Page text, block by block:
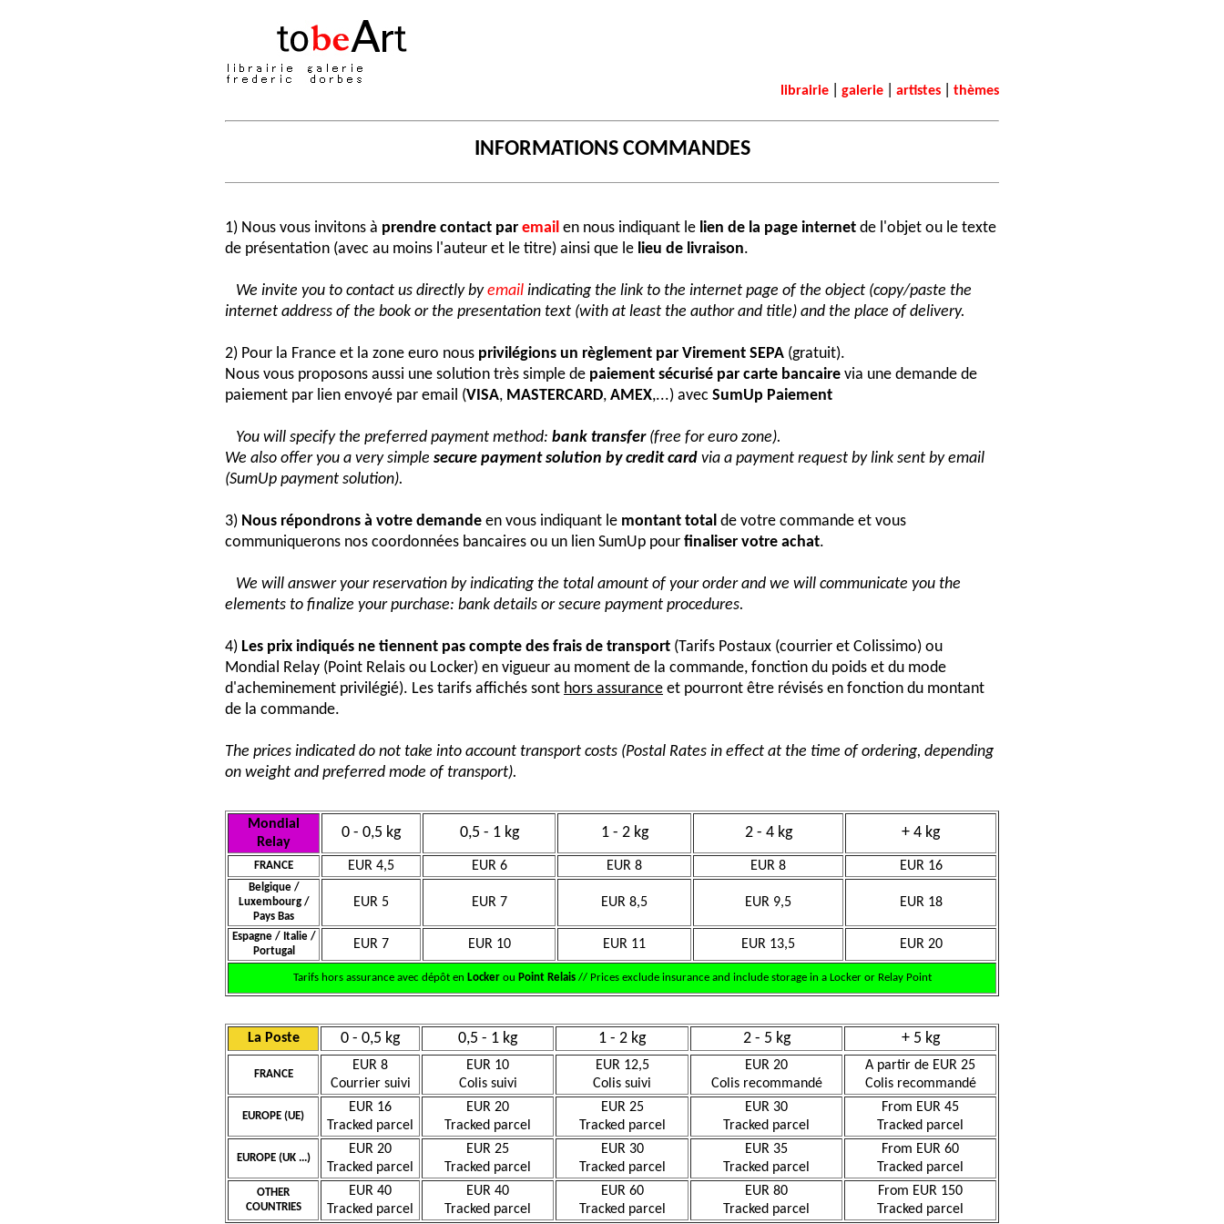
librairie galerie artistes thèmes
INFORMATIONS COMMANDES
1) Nous vous invitons à prendre contact par email en nous indiquant le lien de la page internet de l'objet ou le texte
de présentation (avec au moins l'auteur et le titre) ainsi que le lieu de livraison.
We invite you to contact us directly byemail indicating the link to the internet page of the object (copy/paste the
internet address of the book or the presentation text (with at least the author and title) and the place of delivery.
2) Pour la France et la zone euro nous privilégions un règlement par Virement SEPA (gratuit).
Nous vous proposons aussi une solution très simple de paiement sécurisé par carte bancaire via une demande de
paiement par lien envoyé par email (VISA, MASTERCARD, AMEX,...) avec SumUp Paiement
You will specify the preferred payment method: bank transfer(free for euro zone).
We also offer you a very simple secure payment solution by credit card via a payment request by link sent by email
(SumUp payment solution).
3) Nous répondrons à votre demande en vous indiquant le montant total de votre commande et vous
communiquerons nos coordonnées bancaires ou un lien SumUp pour finaliser votre achat.
We will answer your reservation by indicating the total amount of your order and we will communicate you the
elements to finalize your purchase: bank details or secure payment procedures.
4) Les prix indiqués ne tiennent pas compte des frais de transport (Tarifs Postaux (courrier et Colissimo) ou
Mondial Relay (Point Relais ou Locker) en vigueur au moment de la commande, fonction du poids et du mode
d'acheminement privilégié). Les tarifs affichés sont hors assurance et pourront être révisés en fonction du montant
de la commande.
The prices indicated do not take into account transport costs (Postal Rates in effect at the time of ordering, depending
on weight and preferred mode of transport).
Mondial
Relay
0 - 0,5 kg 0,5 - 1 kg 1 - 2 kg 2 - 4 kg + 4 kg
FRANCE EUR 4,5 EUR 6 EUR 8 EUR 8 EUR 16
Belgique /
Luxembourg /
Pays Bas
EUR 5 EUR 7 EUR 8,5 EUR 9,5 EUR 18
Espagne / Italie /
Portugal
EUR 7 EUR 10 EUR 11 EUR 13,5 EUR 20
Tarifs hors assurance avec dépôt en Lockerou Point Relais// Prices exclude insurance and include storage in a Locker or Relay Point
La Poste 0 - 0,5 kg 0,5 - 1 kg 1 - 2 kg 2 - 5 kg + 5 kg
FRANCE
EUR 8
Courrier suivi
EUR 10
Colis suivi
EUR 12,5
Colis suivi
EUR 20
Colis recommandé
A partir de EUR 25
Colis recommandé
EUROPE (UE)
EUR 16
Tracked parcel
EUR 20
Tracked parcel
EUR 25
Tracked parcel
EUR 30
Tracked parcel
From EUR 45
Tracked parcel
EUROPE (UK ...)
EUR 20
Tracked parcel
EUR 25
Tracked parcel
EUR 30
Tracked parcel
EUR 35
Tracked parcel
From EUR 60
Tracked parcel
OTHER
COUNTRIES
EUR 40
Tracked parcel
EUR 40
Tracked parcel
EUR 60
Tracked parcel
EUR 80
Tracked parcel
From EUR 150
Tracked parcel